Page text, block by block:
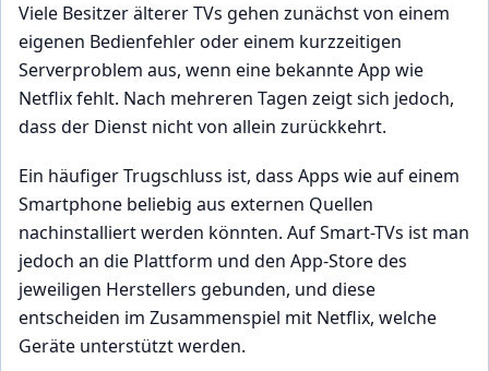
Viele Besitzer älterer TVs gehen zunächst von einem
eigenen Bedienfehler oder einem kurzzeitigen
Serverproblem aus, wenn eine bekannte App wie
Netflix fehlt. Nach mehreren Tagen zeigt sich jedoch,
dass der Dienst nicht von allein zurückkehrt.
Ein häufiger Trugschluss ist, dass Apps wie auf einem
Smartphone beliebig aus externen Quellen
nachinstalliert werden könnten. Auf Smart-TVs ist man
jedoch an die Plattform und den App-Store des
jeweiligen Herstellers gebunden, und diese
entscheiden im Zusammenspiel mit Netflix, welche
Geräte unterstützt werden.